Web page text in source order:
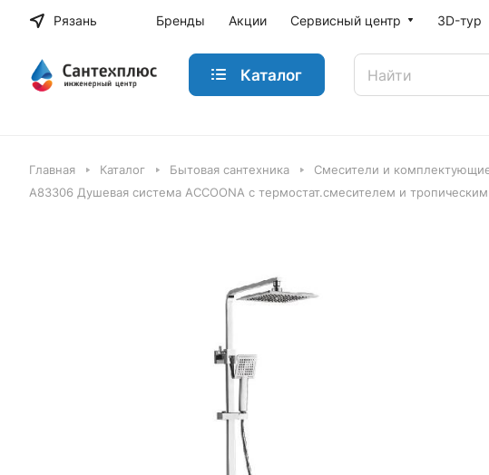
Рязань Бренды Акции Сервисный центр 3D-тур
Каталог
Главная Каталог Бытовая сантехника Смесители и
A83306 Душевая система ACCOONA с термостат.смесителем и